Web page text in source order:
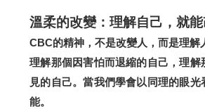
溫柔的改變：理解自己，就
CBC的精神，不是改變人，而是理解
理解那個因害怕而退縮的自己，理
見的自己。當我們學會以同理的眼
能。